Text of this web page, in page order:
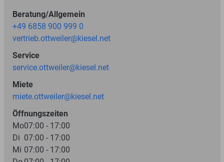
Beratung/Allgemein
+49 6858 900 999 0
vertrieb.ottweiler@kiesel.net
Service
service.ottweiler@kiesel.net
Miete
miete.ottweiler@kiesel.net
Öffnungszeiten
Mo07:00 - 17:00
Di 07:00 - 17:00
Mi 07:00 - 17:00